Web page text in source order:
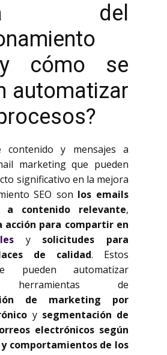
del
y cómo se
automatizar
contenido y mensajes a
marketing que pueden
significativo en la mejora
SEO son los emails
a contenido relevante,
acción para compartir en
y solicitudes para
de calidad. Estos
pueden automatizar
herramientas de
de marketing por
y segmentación de
electrónicos según
comportamientos de los